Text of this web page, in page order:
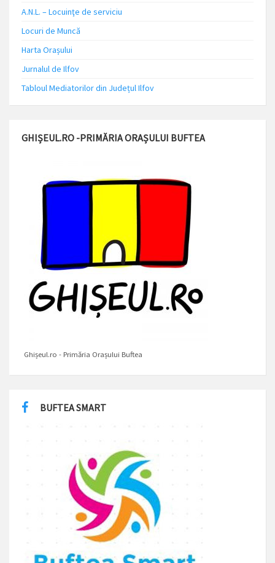
A.N.L. – Locuinţe de serviciu
Locuri de Muncă
Harta Orașului
Jurnalul de Ilfov
Tabloul Mediatorilor din Județul Ilfov
GHIȘEUL.RO -PRIMĂRIA ORAȘULUI BUFTEA
Ghișeul.ro - Primăria Orașului Buftea
BUFTEA SMART